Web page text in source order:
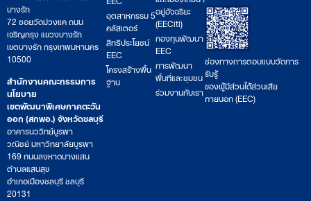
บางรัก
72 ซอยวัดม่วงแค ถนน
เจริญกรุง แขวงบางรัก
เขตบางรัก กรุงเทพมหานคร
10500
สำนักงานคณะกรรมการ
นโยบาย
เขตพัฒนาพิเศษภาคตะวัน
ออก (สกพอ.) จังหวัดชลบุรี
อาคารนววิทย์บูรพา
วณิชย์ มหาวิทยาลัยบูรพา
169 ถนนลงหาดบางแสน
ตำบลแสนสุข
อำเภอเมืองชลบุรี ชลบุรี
20131
อุตสาหกรรม 5
คลัสเตอร์
สิทธิประโยชน์
EEC
โครงสร้างพื้น
ฐาน
อยู่อัจฉริยะ
(EECiti)
กองทุนพัฒนา
EEC
การพัฒนา
พื้นที่และชุมชน
ร่วมงานกับเรา
ช่องทางการตอบแบบวัดการ
รับรู้
ของผู้มีส่วนได้ส่วนเสีย
ภายนอก (EEC)